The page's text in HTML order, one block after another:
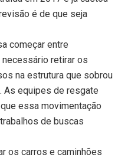
é de que seja
começar entre
retirar os
na estrutura que sobrou
As equipes de resgate
essa movimentação
de buscas
os carros e caminhões